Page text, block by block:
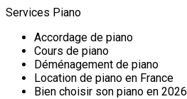
Services Piano
Accordage de piano
Cours de piano
Déménagement de piano
Location de piano en France
Bien choisir son piano en 2026